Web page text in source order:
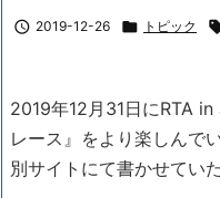
 2019-12-26  トピック
2019年12月31日にRTA
レース』をより楽しんで
別サイトにて書かせてい